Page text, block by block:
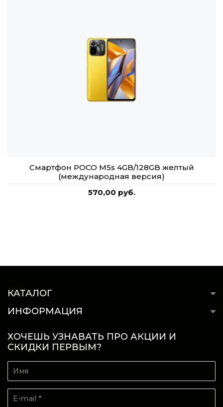
Смартфон POCO M5s 4GB/128GB желтый
(международная версия)
570,00 руб.
КАТАЛОГ
ИНФОРМАЦИЯ
ХОЧЕШЬ УЗНАВАТЬ ПРО АКЦИИ И
СКИДКИ ПЕРВЫМ?